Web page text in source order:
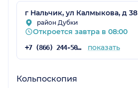
г Нальчик, ул Калмыкова, д 38
район Дубки
Откроется завтра в 08:00
+7 (866) 244-50-80 показать
Кольпоскопия